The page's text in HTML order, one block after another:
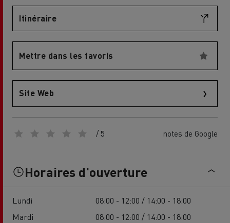
Itinéraire
Mettre dans les favoris
Site Web
/ 5 notes de Google
Horaires d'ouverture
Lundi
08:00 - 12:00 / 14:00 - 18:00
Mardi
08:00 - 12:00 / 14:00 - 18:00